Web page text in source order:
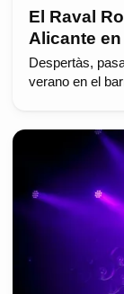
El Raval
Alicante
Despertàs,
verano en el